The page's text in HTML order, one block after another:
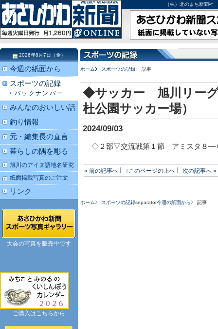
（株）北のまち新聞
ホーム スポーツの記録 記事
◆サッカー 旭川リーグ
杜公園サッカー場）
2024/09/03
◇２部▽交流戦第１節 アミスタ８―
« 前の記事へ ↑このページの上へ 次の記事へ »
ホーム スポーツの記録separator今週の紙面から 記事
2026年8月7日（金）
今週の紙面から
スポーツの記録
バックナンバー
みんなのおいしい話
釣り情報
元・編集長の直言
暮らしの隅を彫る
旭川のアイヌ語地名研究
紙面掲載写真のご注文
リンク
大会の写真を販売中です
ご購入はこちらから